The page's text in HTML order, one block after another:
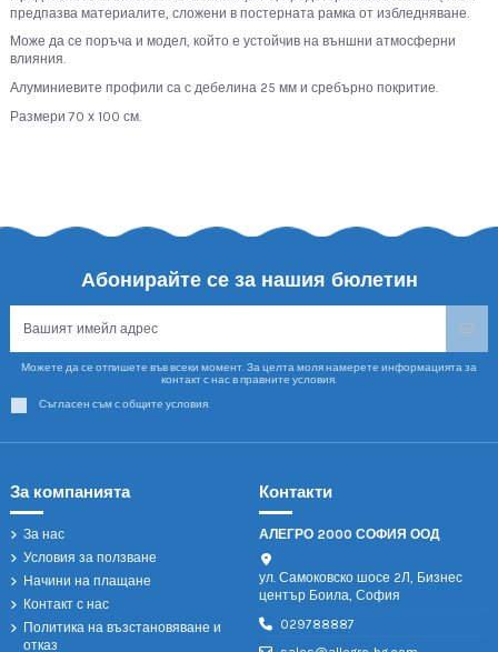
предпазва материалите, сложени в постерната рамка от избледняване.
Може да се поръча и модел, който е устойчив на външни атмосферни
влияния.
Алуминиевите профили са с дебелина 25 мм и сребърно покритие.
Размери 70 х 100 см.
Абонирайте се за нашия бюлетин
Можете да се отпишете във всеки момент. За целта моля намерете информацията за
контакт с нас в правните условия.
Съгласен съм с общите условия.
За компанията
За нас
Условия за ползване
Начини на плащане
Контакт с нас
Политика на възстановяване и
отказ
Контакти
АЛЕГРО 2000 СОФИЯ ООД
ул. Самоковско шосе 2Л, Бизнес
център Боила, София
029788887